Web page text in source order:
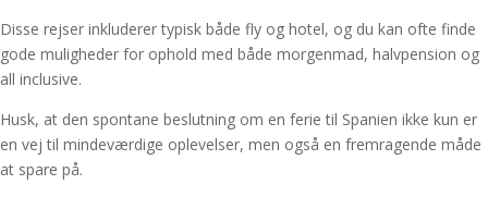
Disse rejser inkluderer typisk både fly og hotel, og du kan ofte finde
gode muligheder for ophold med både morgenmad, halvpension og
all inclusive.
Husk, at den spontane beslutning om en ferie til Spanien ikke kun er
en vej til mindeværdige oplevelser, men også en fremragende måde
at spare på.